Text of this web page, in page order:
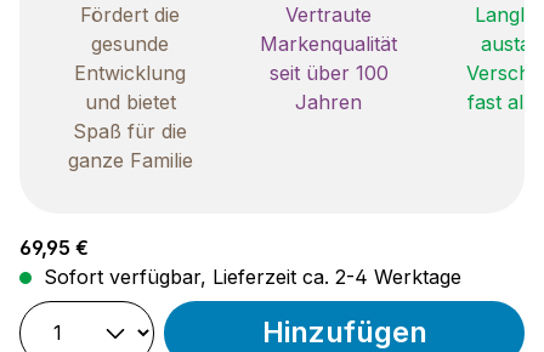
Fördert die
gesunde
Entwicklung
und bietet
Spaß für die
ganze Familie
Vertraute
Markenqualität
seit über 100
Jahren
fast
Regulärer Preis:
69,95 €
Sofort verfügbar, Lieferzeit ca. 2-4 Werktage
Hinzufügen